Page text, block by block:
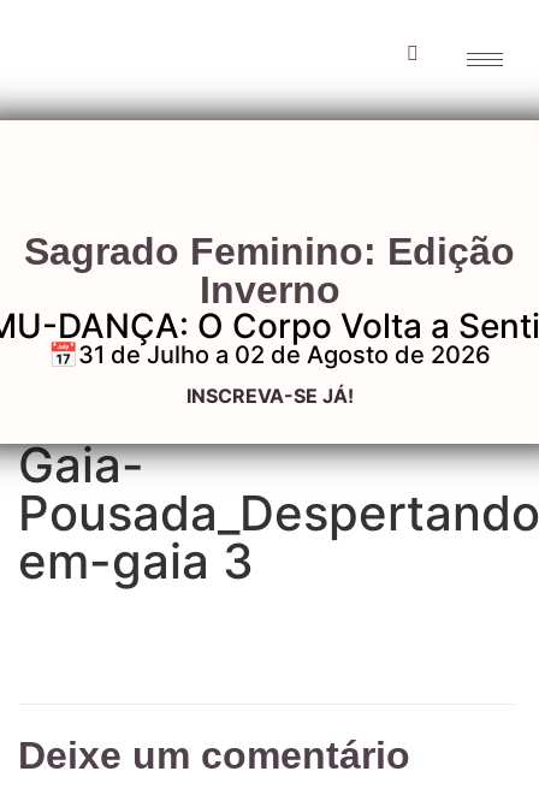
Gaia-
em-gaia 3
Gaia-
em-gaia 3
Deixe um comentário
Sagrado Feminino: Edição
Inverno
DANÇA: O Corpo Volta a
📅31 de Julho a 02 de Agosto de 2026
INSCREVA-SE JÁ!